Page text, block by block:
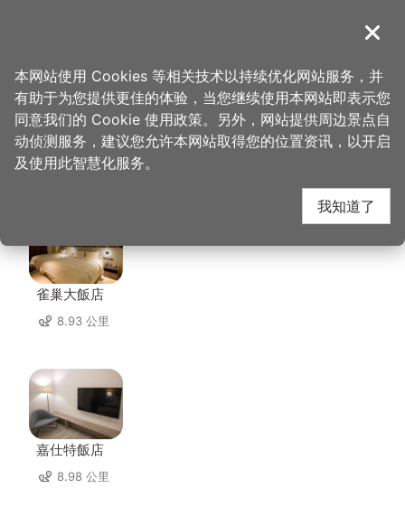
導覽
首页 > 想去的地方 > 美食、购物 > 版纳傣味
版纳傣味 周边住宿
雀巢大飯店
8.93 公里
嘉仕特飯店
8.98 公里
关闭
本网站使用 Cookies 等相关技术以持续优化网站服务，并
有助于为您提供更佳的体验，当您继续使用本网站即表示您
同意我们的 Cookie 使用政策。另外，网站提供周边景点自
动侦测服务，建议您允许本网站取得您的位置资讯，以开启
及使用此智慧化服务。
我知道了